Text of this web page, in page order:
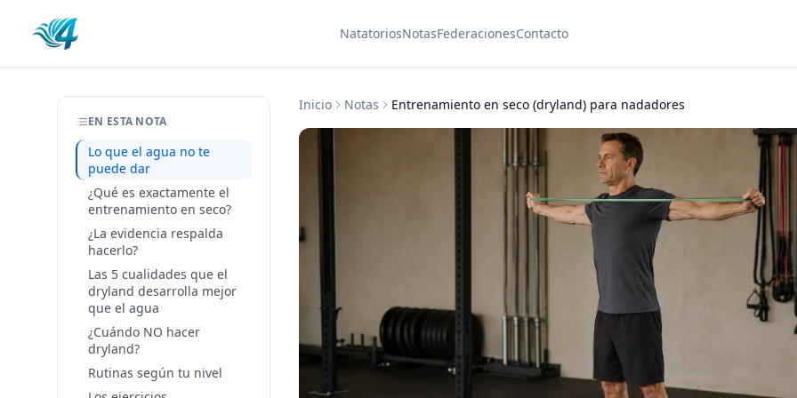
NatatoriosNotasFederacionesContacto
EN ESTA NOTA
Lo que el agua no te
puede dar
¿Qué es exactamente el
entrenamiento en seco?
¿La evidencia respalda
hacerlo?
Las 5 cualidades que el
dryland desarrolla mejor
que el agua
¿Cuándo NO hacer
dryland?
Rutinas según tu nivel
Inicio Notas Entrenamiento en seco (dryland) para nadadores